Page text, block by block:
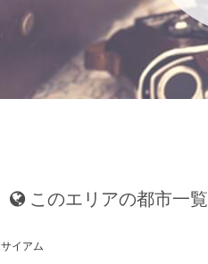
このエリアの都市一覧
サイアム